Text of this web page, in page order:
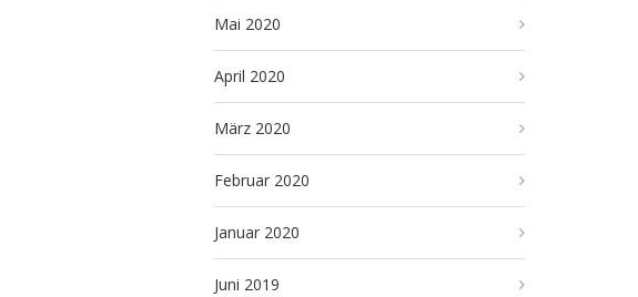
Mai 2020
April 2020
März 2020
Februar 2020
Januar 2020
Juni 2019